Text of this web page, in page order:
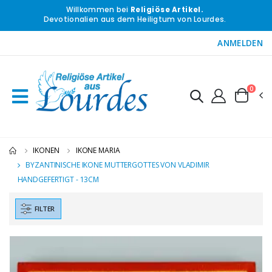
Willkommen bei Religiöse Artikel.
Devotionalien aus dem Heiligtum von Lourdes.
ANMELDEN
0
IKONEN
IKONE MARIA
BYZANTINISCHE IKONE MUTTERGOTTES VON VLADIMIR
HANDGEFERTIGT - 13CM
FILTER